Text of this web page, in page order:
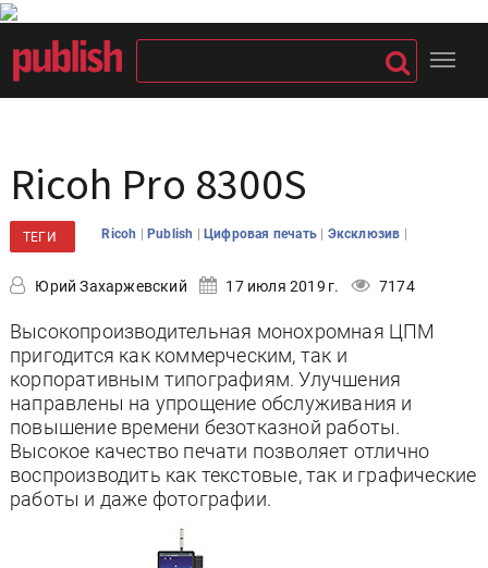
Ricoh Pro 8300S
ТЕГИ Ricoh | Publish |Цифровая печать | Эксклюзив |
Юрий Захаржевский 17 июля 2019 г. 7174
Высокопроизводительная монохромная ЦПМ
пригодится как коммерческим, так и
корпоративным типографиям. Улучшения
направлены на упрощение обслуживания и
повышение времени безотказной работы.
Высокое качество печати позволяет отлично
воспроизводить как текстовые, так и графические
работы и даже фотографии.